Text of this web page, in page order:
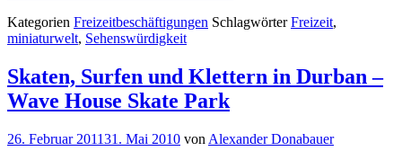
Kategorien Freizeitbeschäftigungen SchlagwörterFreizeit,
miniaturwelt, Sehenswürdigkeit
Skaten, Surfen und Klettern in Durban –
Wave House Skate Park
26. Februar 201131. Mai 2010 von Alexander Donabauer